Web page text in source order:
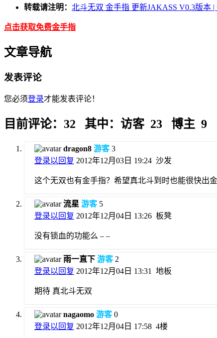
转载请注明： 北斗无双 金手指 更新JAKASS V0.3版本 |
点击获取免费金手指
文章导航
发表评论
您必须登录才能发表评论！
目前评论：32 其中：访客 23 博主 9
dragon8 游客 3
登录以回复 2012年12月03日 19:24 沙发
这个无双也有金手指？希望真北斗到时也能很快出
流星 游客 5
登录以回复 2012年12月04日 13:26 板凳
没有锁血的功能么 – –
雨一直下 游客 2
登录以回复 2012年12月04日 13:31 地板
期待 真北斗无双
nagaomo 游客 0
登录以回复 2012年12月04日 17:58 4楼